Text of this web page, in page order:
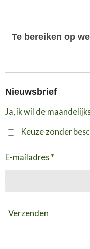
Te bereiken op
Nieuwsbrief
Ja, ik wil de
Keuze zonder
E-mailadres *
Verzenden